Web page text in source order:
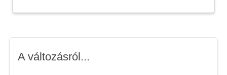
A változásról...